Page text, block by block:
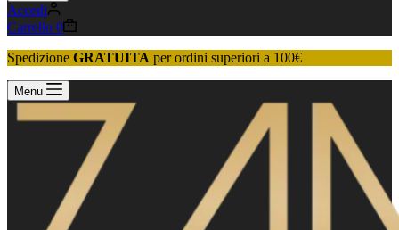
Accedi
Carrello 0
Spedizione GRATUITA per ordini superiori a 100€
Menu